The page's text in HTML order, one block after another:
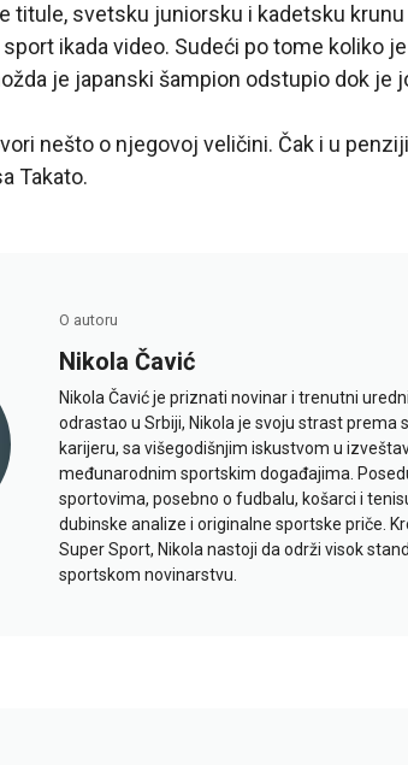
titule, svetsku juniorsku i kadetsku
ikada video. Sudeći po tome koliko
je japanski šampion odstupio dok je
nešto o njegovoj veličini. Čak i u
Takato.
O autoru
Nikola Čavić
Nikola Čavić je priznati novinar i trenutni
odrastao u Srbiji, Nikola je svoju strast prema
karijeru, sa višegodišnjim iskustvom u
međunarodnim sportskim događajima.
sportovima, posebno o fudbalu, košarci i
dubinske analize i originalne sportske priče.
Super Sport, Nikola nastoji da održi visok
sportskom novinarstvu.